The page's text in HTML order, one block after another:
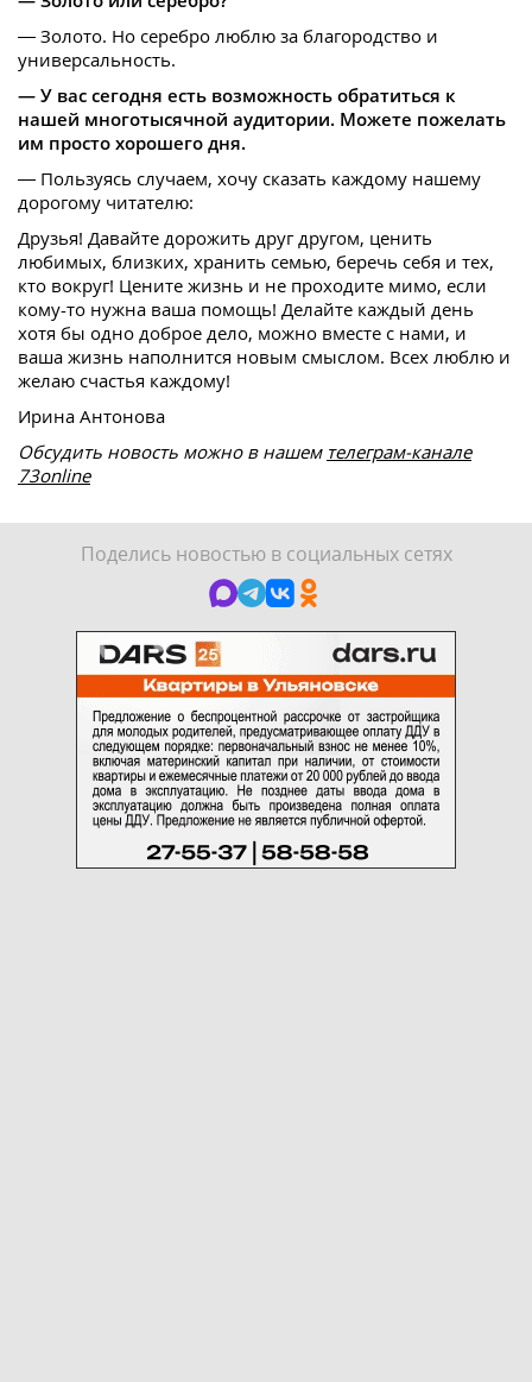
— Золото. Но серебро люблю за благородство и
универсальность.
— У вас сегодня есть возможность обратиться к
нашей многотысячной аудитории. Можете пожелать
им просто хорошего дня.
— Пользуясь случаем, хочу сказать каждому нашему
дорогому читателю:
Друзья! Давайте дорожить друг другом, ценить
любимых, близких, хранить семью, беречь себя и тех,
кто вокруг! Цените жизнь и не проходите мимо, если
кому-то нужна ваша помощь! Делайте каждый день
хотя бы одно доброе дело, можно вместе с нами, и
ваша жизнь наполнится новым смыслом. Всех люблю и
желаю счастья каждому!
Ирина Антонова
Обсудить новость можно в нашем телеграм-канале
73online
Поделись новостью в социальных сетях